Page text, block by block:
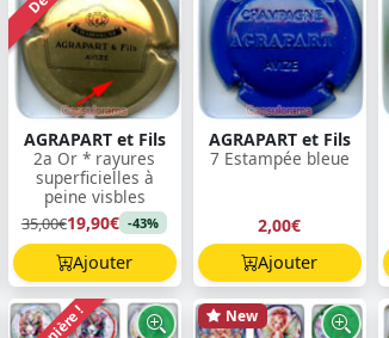
AGRAPART et Fils
2a Or * rayures
superficielles à
peine visbles
35,00€19,90€ -43%
Ajouter
AGRAPART et Fils
7 Estampée bleue
2,00€
Ajouter
New